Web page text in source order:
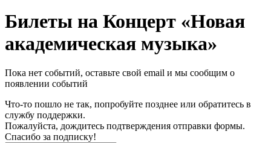
Билеты на Концерт «Новая
академическая музыка»
Пока нет событий, оставьте свой email и мы сообщим о
появлении событий
Что-то пошло не так, попробуйте позднее или обратитесь в
службу поддержки.
Пожалуйста, дождитесь подтверждения отправки формы.
Спасибо за подписку!